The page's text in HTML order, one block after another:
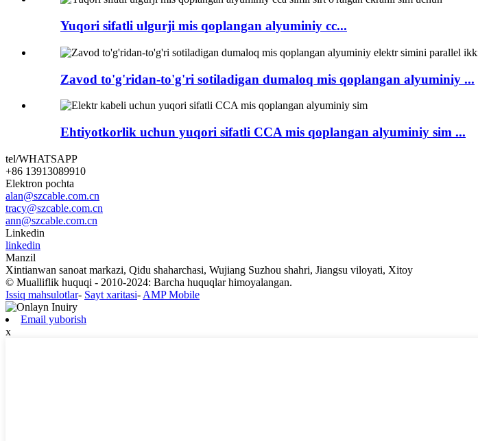
Yuqori sifatli ulgurji mis qoplangan alyuminiy cc...
Zavod to'g'ridan-to'g'ri sotiladigan dumaloq mis qoplangan alyuminiy ...
Ehtiyotkorlik uchun yuqori sifatli CCA mis qoplangan alyuminiy sim ...
tel/WHATSAPP
+86 13913089910
Elektron pochta
alan@szcable.com.cn
tracy@szcable.com.cn
ann@szcable.com.cn
Linkedin
linkedin
Manzil
Xintianwan sanoat markazi, Qidu shaharchasi, Wujiang Suzhou shahri, Jiangsu viloyati, Xitoy
© Mualliflik huquqi - 2010-2024: Barcha huquqlar himoyalangan.
Issiq mahsulotlar- Sayt xaritasi- AMP Mobile
Email yuborish
x